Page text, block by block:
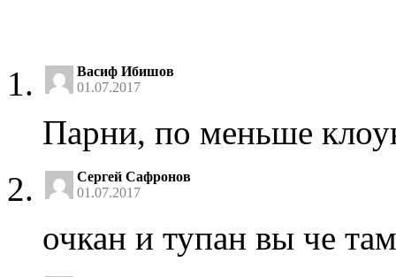
Васиф Ибишов
01.07.2017
Парни, по меньше
Сергей Сафронов
01.07.2017
очкан и тупан вы че